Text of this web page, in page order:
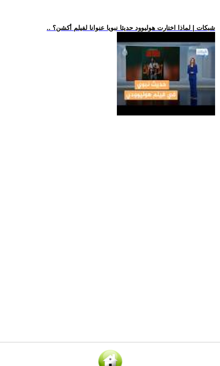
.. شبكات | لماذا اختارت هوليوود حديثا نبويا عنوانا لفيلم أكشن؟